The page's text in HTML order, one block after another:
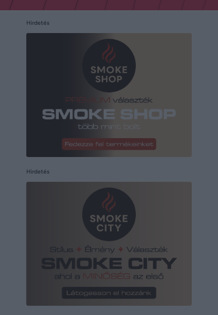
Hirdetés
Hirdetés